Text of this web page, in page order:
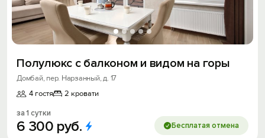
Полулюкс с балконом и видом на горы
Домбай, пер. Нарзанный, д. 17
4 гостя
2 кровати
за 1 сутки
6 300 руб. Бесплатая отмена